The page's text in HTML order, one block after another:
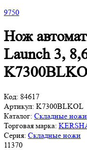
9750
Нож
Launch 3,
Код: 84617
Артикул: K7300BLKOL
Каталог: Складные ножи
Торговая марка:
Серия: Складные ножи
11 370